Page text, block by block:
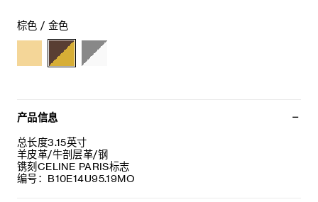
棕色 / 金色
产品信息
总长度3.15英寸
羊皮革/牛剖层革/钢
镌刻CELINE PARIS标志
编号：B10E14U95.19MO